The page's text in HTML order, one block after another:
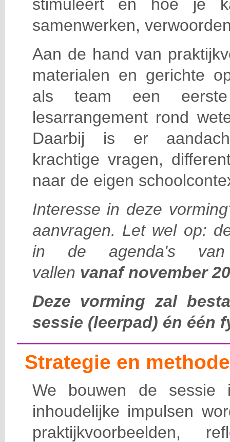
stimuleert en hoe je
samenwerken,
Aan de hand van
materialen en gerichte
als team een
lesarrangement rond
Daarbij is er
krachtige vragen,
naar de eigen
Interesse in deze
aanvragen. Let wel op:
in de agenda's van
vallen vanaf november
Deze vorming zal
sessie (leerpad) én één
Strategie en
We bouwen de sessie
inhoudelijke impulsen
praktijkvoorbeelden,